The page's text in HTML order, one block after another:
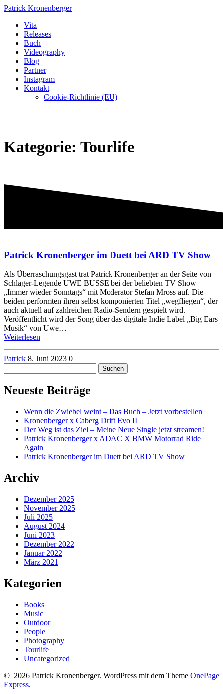
Zum
springen
Patrick Kronenberger
Vita
Releases
Buch
Videography
Blog
Partner
Instagram
Kontakt
Cookie-Richtlinie (EU)
Kategorie: Tourlife
Patrick Kronenberger im Duett bei ARD TV Show
Als Überraschungsgast trat Patrick Kronenberger an der Seite von
Schlager-Legende UWE BUSSE bei der beliebten TV Show
„Immer wieder Sonntags“ mit Moderator Stefan Mross auf. Die
beiden performten ihren selbst komponierten Titel „wegfliegen“, der
auch aktuell auf zahlreichen Radio-Sendern gespielt wird.
Veröffentlicht wird der Song über das digitale Indie Label „Big Ears
Musik“ von Uwe…
Weiterlesen
Patrick 8. Juni 2023 0
nach:
Neueste Beiträge
Wenn die Zwiebel weint – Das Buch – Jetzt vorbestellen
Kronenberger x Caberg Drift Evo II
Der Weg ist das Ziel – Meine Neue Single jetzt streamen!
Patrick Kronenberger x ADAC X BMW Motorrad Ride
Again
Patrick Kronenberger im Duett bei ARD TV Show
Archiv
Dezember 2025
November 2025
Juli 2025
August 2024
Juni 2023
Dezember 2022
Januar 2022
März 2021
Kategorien
Books
Music
Outdoor
People
Photography
Tourlife
Uncategorized
© 2026 Patrick Kronenberger. WordPress mit dem Theme OnePage
Express.